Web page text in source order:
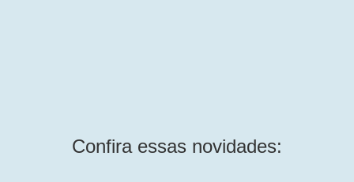
Confira essas novidades: